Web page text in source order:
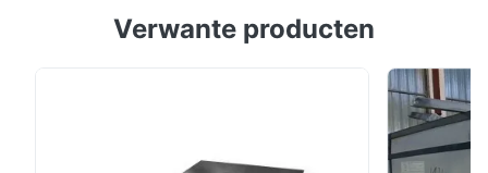
voedingspoeder, helder afgewerkte voedselveilige
die wordt aangebracht door onderdompeling in
gesmolten metaal of door elektrolytische afzetting;
bijna alle tinplate wordt nu geproduceerd door dit ...
Verwante producten